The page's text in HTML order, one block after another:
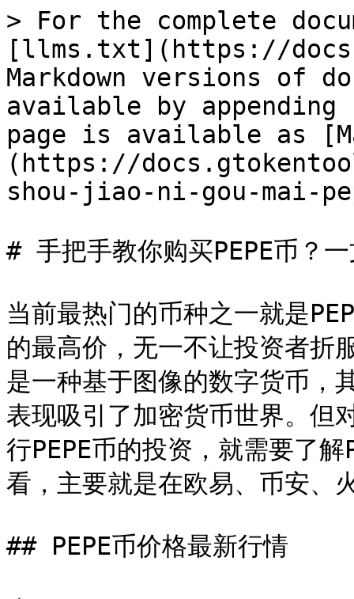
> For the complete
[llms.txt](https://
Markdown versions of
available by
page is available as
(https://
shou-jiao-ni-gou-mai-
# 手把手教你购买PEPE币？
当前最热门的币种之一就是
的最高价，无一不让投资者折
是一种基于图像的数字货币，
表现吸引了加密货币世界。但
行PEPE币的投资，就需要了
看，主要就是在欧易、币安、
## PEPE币价格最新行情